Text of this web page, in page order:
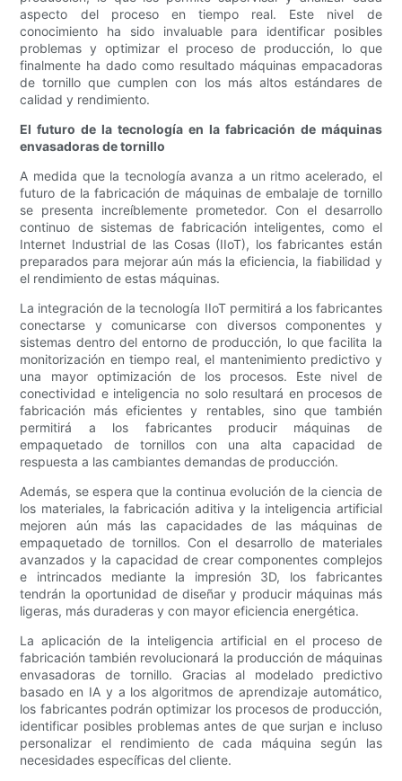
aspecto del proceso en tiempo real. Este nivel de
conocimiento ha sido invaluable para identificar posibles
problemas y optimizar el proceso de producción, lo que
finalmente ha dado como resultado máquinas empacadoras
de tornillo que cumplen con los más altos estándares de
calidad y rendimiento.
El futuro de la tecnología en la fabricación de máquinas
envasadoras de tornillo
A medida que la tecnología avanza a un ritmo acelerado, el
futuro de la fabricación de máquinas de embalaje de tornillo
se presenta increíblemente prometedor. Con el desarrollo
continuo de sistemas de fabricación inteligentes, como el
Internet Industrial de las Cosas (IIoT), los fabricantes están
preparados para mejorar aún más la eficiencia, la fiabilidad y
el rendimiento de estas máquinas.
La integración de la tecnología IIoT permitirá a los fabricantes
conectarse y comunicarse con diversos componentes y
sistemas dentro del entorno de producción, lo que facilita la
monitorización en tiempo real, el mantenimiento predictivo y
una mayor optimización de los procesos. Este nivel de
conectividad e inteligencia no solo resultará en procesos de
fabricación más eficientes y rentables, sino que también
permitirá a los fabricantes producir máquinas de
empaquetado de tornillos con una alta capacidad de
respuesta a las cambiantes demandas de producción.
Además, se espera que la continua evolución de la ciencia de
los materiales, la fabricación aditiva y la inteligencia artificial
mejoren aún más las capacidades de las máquinas de
empaquetado de tornillos. Con el desarrollo de materiales
avanzados y la capacidad de crear componentes complejos
e intrincados mediante la impresión 3D, los fabricantes
tendrán la oportunidad de diseñar y producir máquinas más
ligeras, más duraderas y con mayor eficiencia energética.
La aplicación de la inteligencia artificial en el proceso de
fabricación también revolucionará la producción de máquinas
envasadoras de tornillo. Gracias al modelado predictivo
basado en IA y a los algoritmos de aprendizaje automático,
los fabricantes podrán optimizar los procesos de producción,
identificar posibles problemas antes de que surjan e incluso
personalizar el rendimiento de cada máquina según las
necesidades específicas del cliente.